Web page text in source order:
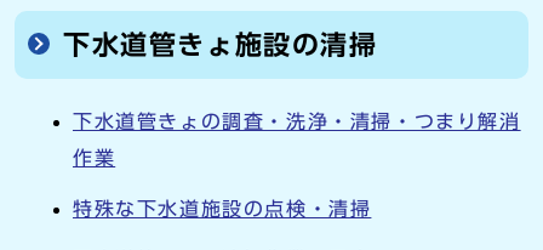
下水道管きょ施設の清掃
下水道管きょの調査・洗浄・清掃・つまり解消
作業
特殊な下水道施設の点検・清掃